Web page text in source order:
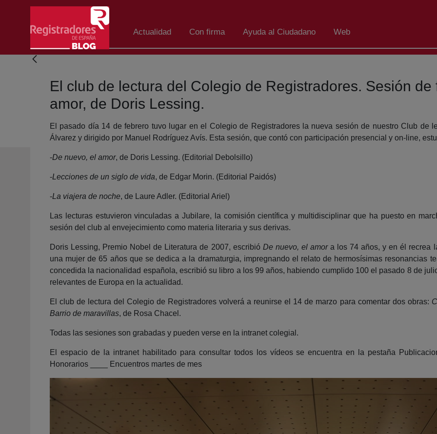
Salta al contingut principal
Actualidad Con firma Ayuda al Ciudadano Web
El club de lectura del Colegio de Registradores. Sesión
amor, de Doris Lessing.
El pasado día 14 de febrero tuvo lugar en el Colegio de Registradores la nueva sesión de nuestro Club de
Álvarez y dirigido por Manuel Rodríguez Avís. Esta sesión, que contó con participación presencial y on-line,
-De nuevo, el amor, de Doris Lessing. (Editorial Debolsillo)
-Lecciones de un siglo de vida, de Edgar Morin. (Editorial Paidós)
-La viajera de noche, de Laure Adler. (Editorial Ariel)
Las lecturas estuvieron vinculadas a Jubilare, la comisión científica y multidisciplinar que ha puesto en
sesión del club al envejecimiento como materia literaria y sus derivas.
Doris Lessing, Premio Nobel de Literatura de 2007, escribió De nuevo, el amor a los 74 años, y en él recrea
una mujer de 65 años que se dedica a la dramaturgia, impregnando el relato de hermosísimas resonancias
concedida la nacionalidad española, escribió su libro a los 99 años, habiendo cumplido 100 el pasado 8 de
relevantes de Europa en la actualidad.
El club de lectura del Colegio de Registradores volverá a reunirse el 14 de marzo para comentar dos obras:
Barrio de maravillas, de Rosa Chacel.
Todas las sesiones son grabadas y pueden verse en la intranet colegial.
El espacio de la intranet habilitado para consultar todos los vídeos se encuentra en la pestaña
Honorarios ____ Encuentros martes de mes